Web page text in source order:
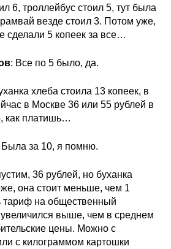
6, троллейбус стоил 5, тут была
везде стоил 3. Потом уже,
сделали 5 копеек за все…
: Все по 5 было, да.
хлеба стоила 13 копеек, в
в Москве 36 или 55 рублей в
как платишь…
Была за 10, я помню.
36 рублей, но буханка
она стоит меньше, чем 1
тариф на общественный
увеличился выше, чем в среднем
цены. Можно с
с килограммом картошки